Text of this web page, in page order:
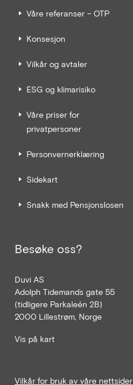
Våre referanser – OTP
Konsesjon
Vilkår og avtaler
ESG og klimarisiko
Våre priser for
privatpersoner
Personvernerklæring
Sidekart
Snakk med Pensjonslosen
Besøke oss?
Duvi AS
Adolph Tidemands gate 55
(tidligere Parkaleén 2B)
2000 Lillestrøm, Norge
Vis på kart
Vilkår for bruk av våre nettsider